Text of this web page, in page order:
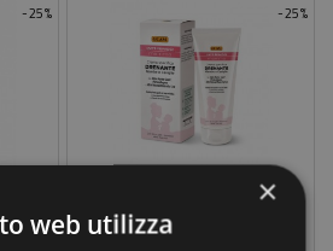
-25%
-25%
Inthenso Mamma Crema Drenante 200 Ml
28,50 €
×
web utilizza